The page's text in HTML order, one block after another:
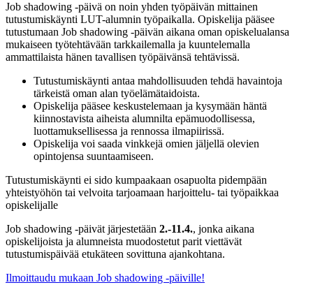
Job shadowing -päivä on noin yhden työpäivän mittainen
tutustumiskäynti LUT-alumnin työpaikalla. Opiskelija pääsee
tutustumaan Job shadowing -päivän aikana oman opiskelualansa
mukaiseen työtehtävään tarkkailemalla ja kuuntelemalla
ammattilaista hänen tavallisen työpäivänsä tehtävissä.
Tutustumiskäynti antaa mahdollisuuden tehdä havaintoja
tärkeistä oman alan työelämätaidoista.
Opiskelija pääsee keskustelemaan ja kysymään häntä
kiinnostavista aiheista alumnilta epämuodollisessa,
luottamuksellisessa ja rennossa ilmapiirissä.
Opiskelija voi saada vinkkejä omien jäljellä olevien
opintojensa suuntaamiseen.
Tutustumiskäynti ei sido kumpaakaan osapuolta pidempään
yhteistyöhön tai velvoita tarjoamaan harjoittelu- tai työpaikkaa
opiskelijalle
Job shadowing -päivät järjestetään 2.-11.4., jonka aikana
opiskelijoista ja alumneista muodostetut parit viettävät
tutustumispäivää etukäteen sovittuna ajankohtana.
Ilmoittaudu mukaan Job shadowing -päiville!